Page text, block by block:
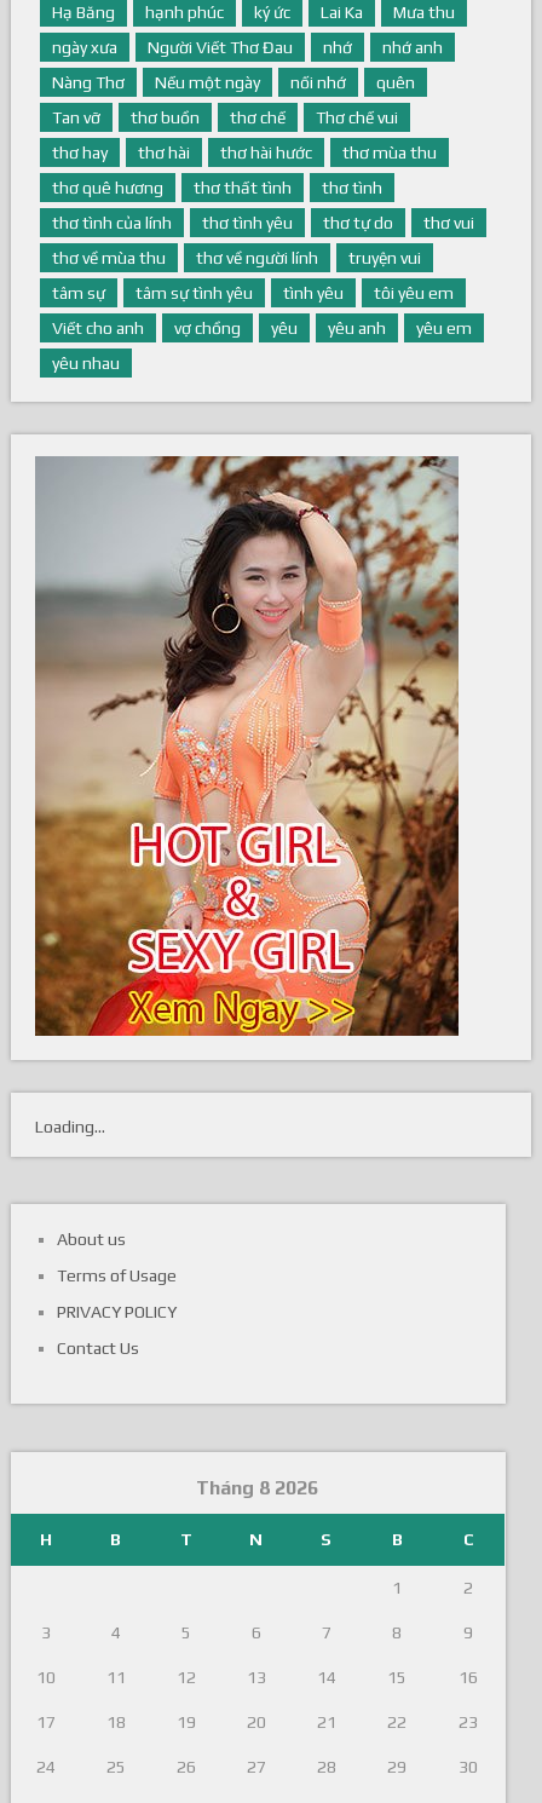
Hạ Băng
hạnh phúc ký ức Lai Ka
Mưa thu
ngày xưa
Người Viết Thơ Đau nhớ
nhớ anh
Nàng Thơ
Nếu một ngày nối nhớ
quên
Tan vỡ
thơ buồn thơ chế
Thơ chế vui
thơ hay
thơ hài thơ hài hước
thơ mùa thu
thơ quê hương
thơ thất tình
thơ tình
thơ tình của lính
thơ tình yêu thơ tự do
thơ vui
thơ về mùa thu
thơ về người lính
truyện vui
tâm sự
tâm sự tình yêu tình yêu
tôi yêu em
Viết cho anh
vợ chồng yêu yêu anh
yêu em
yêu nhau
Loading...
About us
Terms of Usage
PRIVACY POLICY
Contact Us
Tháng 8 2026
H B T N S B C
1 2
3 4 5 6 7 8 9
10 11 12 13 14 15 16
17 18 19 20 21 22 23
24 25 26 27 28 29 30